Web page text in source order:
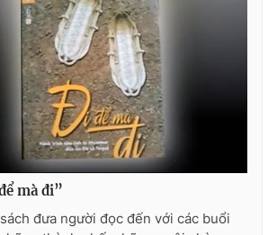
Đài Truyền hình Việt Nam
Thời báo VTV
báo in và báo điện tử số 483/GP-BTTTT
Thanh Thủy
Nguyễn Thị Mỹ Hạnh, Phạm Quốc Thắng,
355 931 - 024.38 355 932
mà đi”
đưa người đọc đến với các buổi